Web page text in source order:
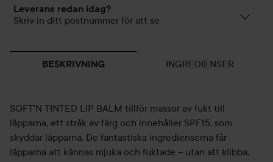
Leverans redan idag?
Skriv in ditt postnummer för att se
BESKRIVNING INGREDIENSER
SOFT'N TINTED LIP BALM tillför massor av fukt till
läpparna, ett stråk av färg och innehåller SPF15, som
skyddar läpparna. De fantastiska ingredienserna får
läpparna att kännas mjuka och fuktade – utan att klibba.